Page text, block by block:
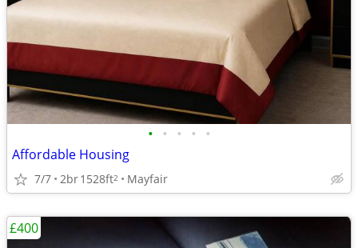
• • • • •
Affordable Housing
7/7 2br1528ft2 Mayfair
£400